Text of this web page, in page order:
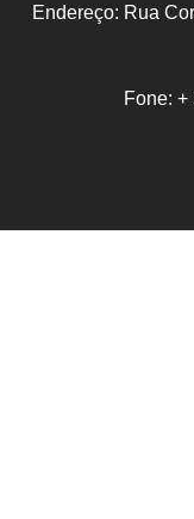
Endereço: Rua
Fone: